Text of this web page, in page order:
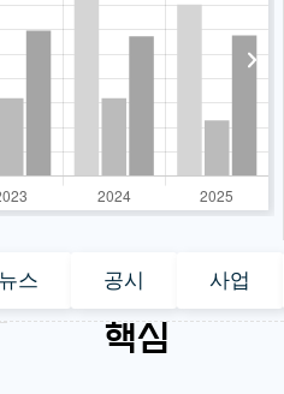
뉴스 공시 사업
핵심